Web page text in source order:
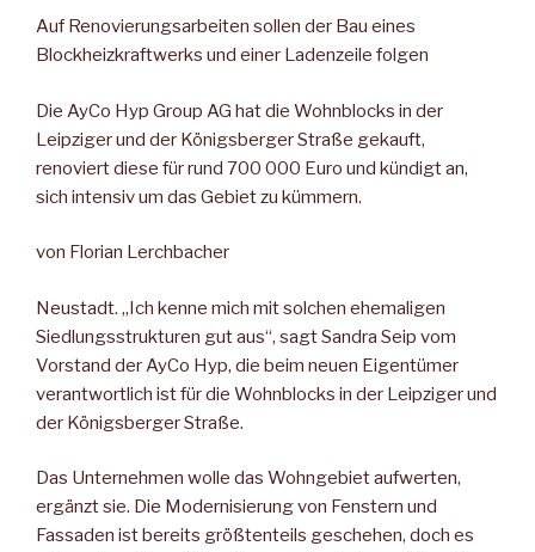
Auf Renovierungsarbeiten sollen der Bau eines
Blockheizkraftwerks und einer Ladenzeile folgen
Die AyCo Hyp Group AG hat die Wohnblocks in der
Leipziger und der Königsberger Straße gekauft,
renoviert diese für rund 700 000 Euro und kündigt an,
sich intensiv um das Gebiet zu kümmern.
von Florian Lerchbacher
Neustadt. „Ich kenne mich mit solchen ehemaligen
Siedlungsstrukturen gut aus“, sagt Sandra Seip vom
Vorstand der AyCo Hyp, die beim neuen Eigentümer
verantwortlich ist für die Wohnblocks in der Leipziger und
der Königsberger Straße.
Das Unternehmen wolle das Wohngebiet aufwerten,
ergänzt sie. Die Modernisierung von Fenstern und
Fassaden ist bereits größtenteils geschehen, doch es